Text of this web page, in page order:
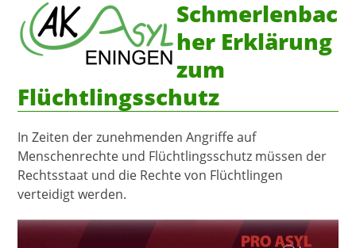
content
Open
mobile
menu
Close
mobile
menu
Schmerlenbac
her Erklärung
zum
Flüchtlingsschutz
In Zeiten der zunehmenden Angriffe auf
Menschenrechte und Flüchtlingsschutz müssen der
Rechtsstaat und die Rechte von Flüchtlingen
verteidigt werden.